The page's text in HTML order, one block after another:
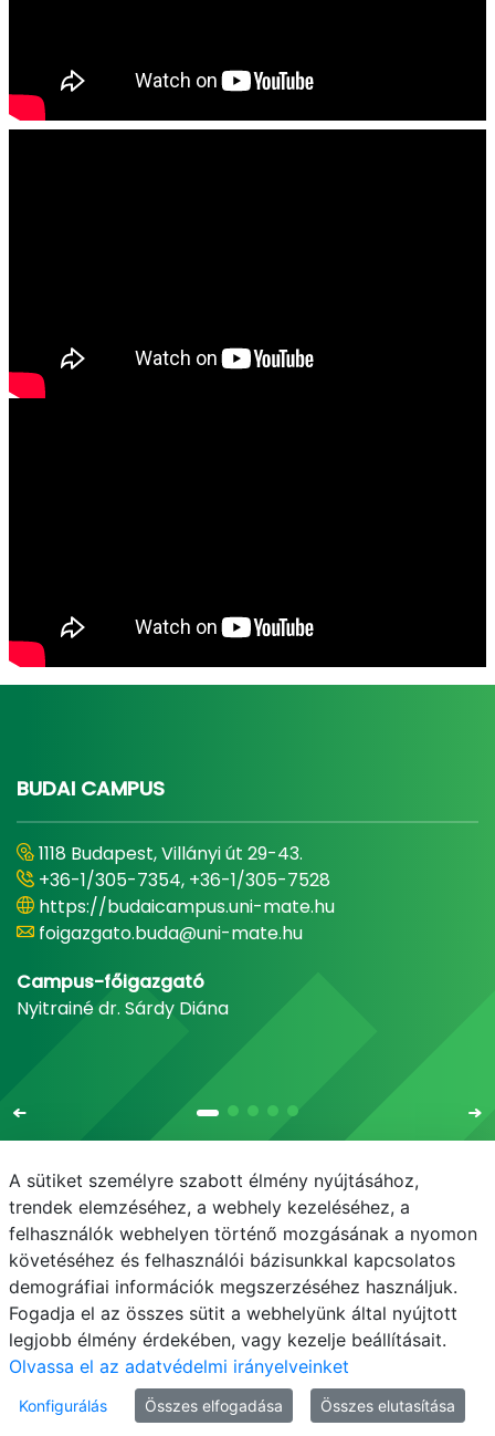
BUDAI CAMPUS
1118 Budapest, Villányi út 29-43.
+36-1/305-7354, +36-1/305-7528
https://budaicampus.uni-mate.hu
foigazgato.buda@uni-mate.hu
Campus-főigazgató
Nyitrainé dr. Sárdy Diána
E-mail Telefonkönyv NEPTUN
E-learning
Adatvédelem
© MATE 2021
A sütiket személyre szabott élmény nyújtásához,
trendek elemzéséhez, a webhely kezeléséhez, a
felhasználók webhelyen történő mozgásának a nyomon
követéséhez és felhasználói bázisunkkal kapcsolatos
demográfiai információk megszerzéséhez használjuk.
Fogadja el az összes sütit a webhelyünk által nyújtott
legjobb élmény érdekében, vagy kezelje beállításait.
Olvassa el az adatvédelmi irányelveinket
Konfigurálás Összes elfogadása Összes elutasítása